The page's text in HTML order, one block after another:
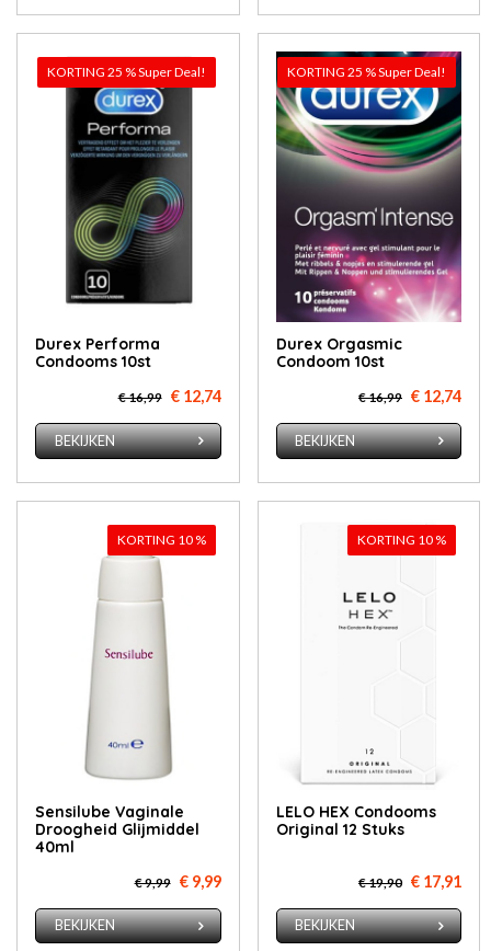
KORTING 25 % Super Deal!
Durex Performa
Condooms 10st
€ 16,99 € 12,74
BEKIJKEN
KORTING 25 % Super Deal!
Durex Orgasmic
Condoom 10st
€ 16,99 € 12,74
BEKIJKEN
KORTING 10 %
Sensilube Vaginale
Droogheid Glijmiddel
40ml
€ 9,99 € 9,99
BEKIJKEN
KORTING 10 %
LELO HEX Condooms
Original 12 Stuks
€ 19,90 € 17,91
BEKIJKEN